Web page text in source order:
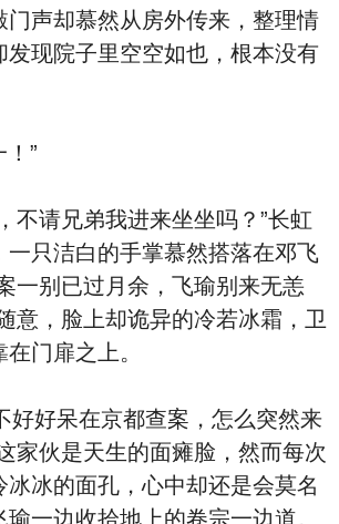
门声却慕然从房外传来，整理情
发现院子里空空如也，根本没有
”
不请兄弟我进来坐坐吗？”长虹
一只洁白的手掌慕然搭落在邓飞
一别已过月余，飞瑜别来无恙
意，脸上却诡异的冷若冰霜，卫
门扉之上。
好好呆在京都查案，怎么突然来
家伙是天生的面瘫脸，然而每次
冰冰的面孔，心中却还是会莫名
一边收拾地上的卷宗一边道。